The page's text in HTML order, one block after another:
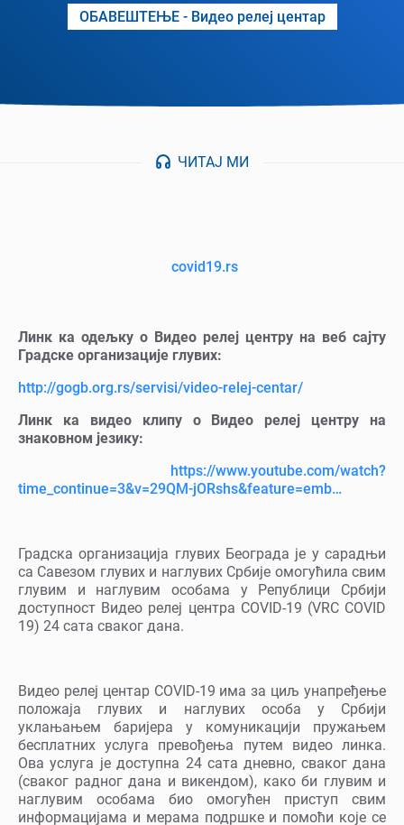
ОБАВЕШТЕЊЕ - Видео релеј центар
ЧИТАЈ МИ
covid19.rs
Линк ка одељку о Видео релеј центру на веб сајту
Градске организације глувих:
http://gogb.org.rs/servisi/video-relej-centar/
Линк ка видео клипу о Видео релеј центру на
знаковном језику:
https://www.youtube.com/watch?
time_continue=3&v=29QM-jORshs&feature=emb…
Градска организација глувих Београда је у сарадњи
са Савезом глувих и наглувих Србије омогућила свим
глувим и наглувим особама у Републици Србији
доступност Видео релеј центра COVID-19 (VRC COVID
19) 24 сата сваког дана.
Видео релеј центар COVID-19 има за циљ унапређење
положаја глувих и наглувих особа у Србији
уклањањем баријера у комуникацији пружањем
бесплатних услуга превођења путем видео линка.
Ова услуга је доступна 24 сата дневно, сваког дана
(сваког радног дана и викендом), како би глувим и
наглувим особама био омогућен приступ свим
информацијама и мерама подршке и помоћи које се